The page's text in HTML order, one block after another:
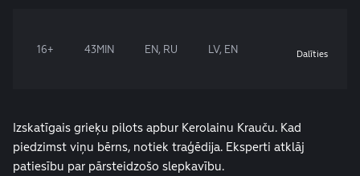
16+ 43MIN EN, RU LV, EN Dalīties
Izskatīgais grieķu pilots apbur Kerolainu Krauču. Kad
piedzimst viņu bērns, notiek traģēdija. Eksperti atklāj
patiesību par pārsteidzošo slepkavību.